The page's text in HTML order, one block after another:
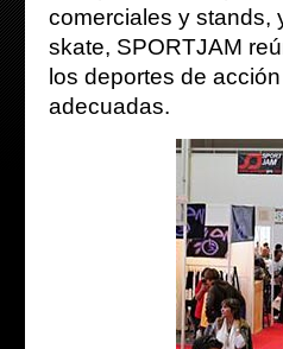
comerciales y stands,
skate, SPORTJAM
los deportes de
adecuadas.